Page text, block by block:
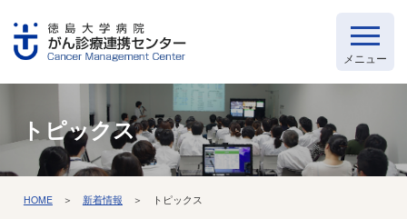
トピックス
HOME＞ 新着情報 ＞ トピックス